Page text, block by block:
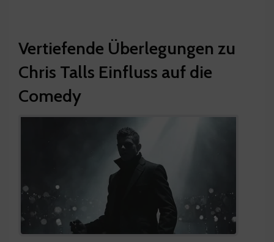
Vertiefende Überlegungen zu
Chris Talls Einfluss auf die
Comedy